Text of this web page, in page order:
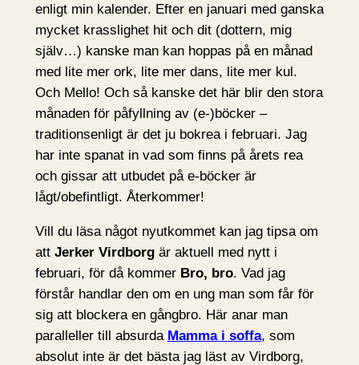
enligt min kalender. Efter en januari med ganska
mycket krasslighet hit och dit (dottern, mig
själv…) kanske man kan hoppas på en månad
med lite mer ork, lite mer dans, lite mer kul.
Och Mello! Och så kanske det här blir den stora
månaden för påfyllning av (e-)böcker –
traditionsenligt är det ju bokrea i februari. Jag
har inte spanat in vad som finns på årets rea
och gissar att utbudet på e-böcker är
lågt/obefintligt. Återkommer!
Vill du läsa något nyutkommet kan jag tipsa om
att Jerker Virdborgär aktuell med nytt i
februari, för då kommer Bro, bro. Vad jag
förstår handlar den om en ung man som får för
sig att blockera en gångbro. Här anar man
paralleller till absurda Mamma i soffa, som
absolut inte är det bästa jag läst av Virdborg,